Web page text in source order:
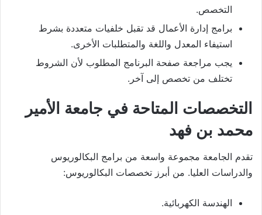
التخصص.
برامج إدارة الأعمال قد تقبل خلفيات متعددة بشرط
استيفاء المعدل واللغة والمتطلبات الأخرى.
يجب مراجعة صفحة البرنامج المطلوب لأن الشروط
تختلف من تخصص إلى آخر.
التخصصات المتاحة في جامعة الأمير
محمد بن فهد
تقدم الجامعة مجموعة واسعة من برامج البكالوريوس
والدراسات العليا. من أبرز تخصصات البكالوريوس:
الهندسة الكهربائية.